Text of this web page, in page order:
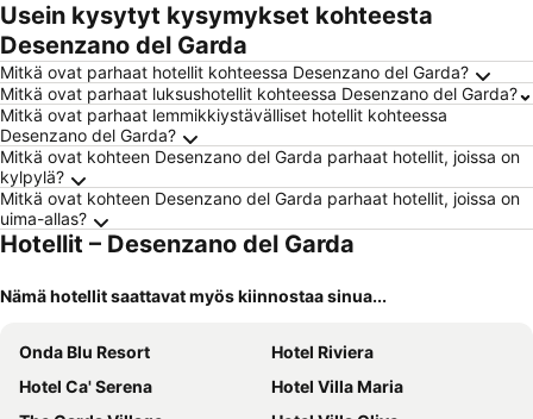
Usein kysytyt kysymykset kohteesta
Desenzano del Garda
Mitkä ovat parhaat hotellit kohteessa Desenzano del Garda?
Mitkä ovat parhaat luksushotellit kohteessa Desenzano del Garda?
Mitkä ovat parhaat lemmikkiystävälliset hotellit kohteessa
Desenzano del Garda?
Mitkä ovat kohteen Desenzano del Garda parhaat hotellit, joissa on
kylpylä?
Mitkä ovat kohteen Desenzano del Garda parhaat hotellit, joissa on
uima-allas?
Hotellit – Desenzano del Garda
Nämä hotellit saattavat myös kiinnostaa sinua...
Onda Blu Resort
Hotel Riviera
Hotel Ca' Serena
Hotel Villa Maria